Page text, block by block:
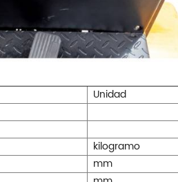
Unidad
kilogramo
mm